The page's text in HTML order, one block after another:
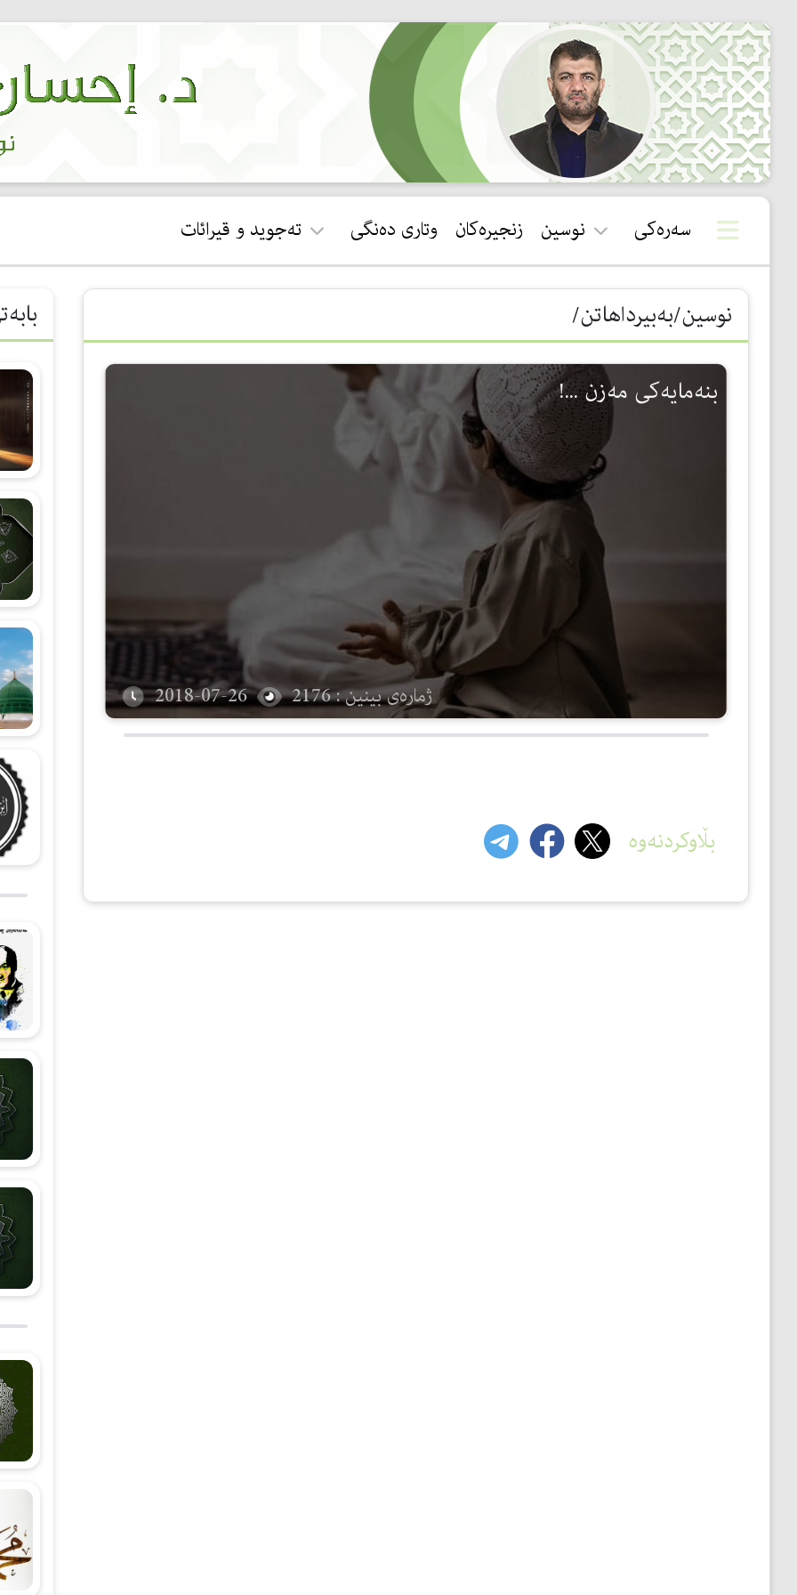
سەرەکی نوسین
قورئان
سوننەت
بیروباوەڕ
مێژوو
ئەدەب
ئافرەتان
بەبیرداهاتن
گشتی
زنجیرەکان وتاری دەنگی تەجوید و قیرائات
ئجازەی قورئان خوێندن
جوان خوێندنەوەی سوڕەتی
فاتیحە
نوسین/بەبیرداهاتن/
بنەمایەكی مەزن ...!
ژمارەی بینین : 2176 2018-07-26
بڵاوکردنەوە